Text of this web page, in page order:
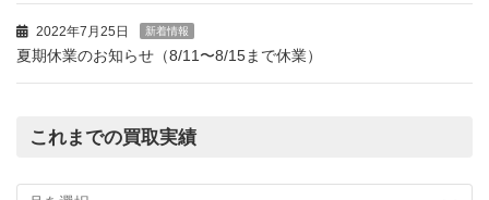
2022年7月25日 新着情報
夏期休業のお知らせ（8/11〜8/15まで休業）
これまでの買取実績